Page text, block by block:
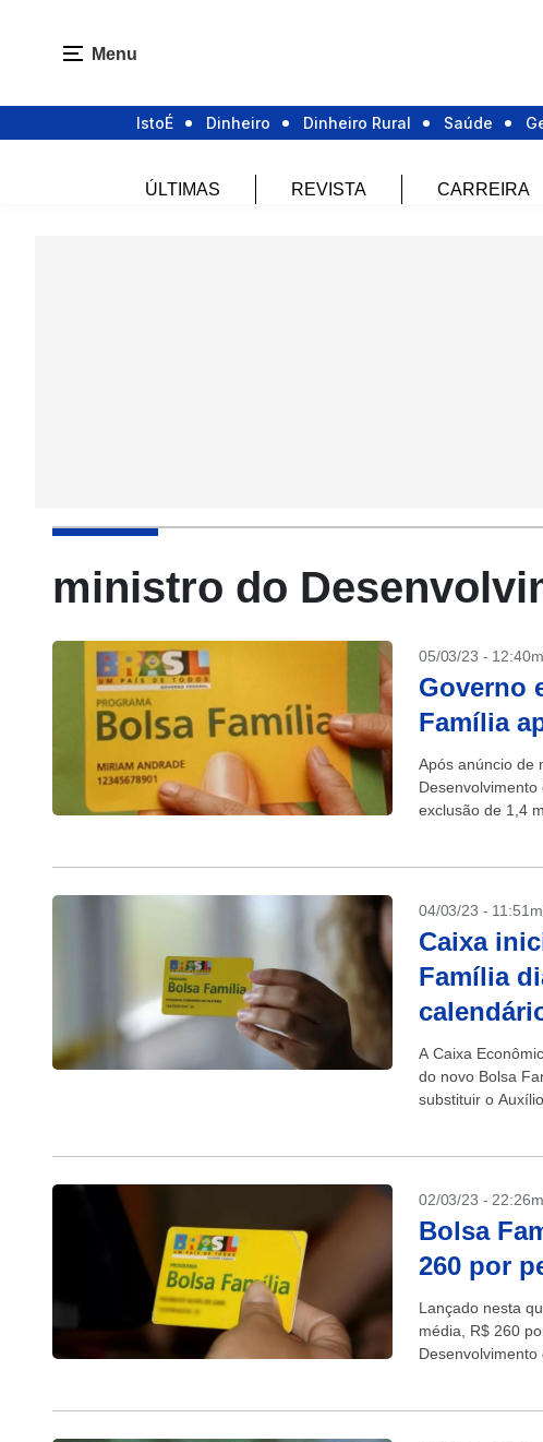
Menu
IstoÉ Dinheiro Dinheiro Rural Saúde
ÚLTIMAS REVISTA CARREIRA
ministro do
05/03/23 -
Governo
Família
Após anúncio de
exclusão de 1,4
04/03/23 -
Caixa
Família
A Caixa
do novo Bolsa
substituir o
02/03/23 -
Bolsa
260 por
Lançado nesta
média, R$ 260
Desenvolvimento